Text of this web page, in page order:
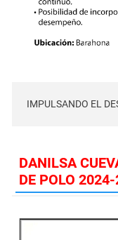
IMPULSANDO EL
DANILSA
DE POLO